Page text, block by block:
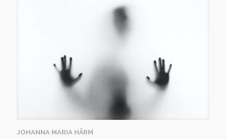
JOHANNA MARIA HÄRM